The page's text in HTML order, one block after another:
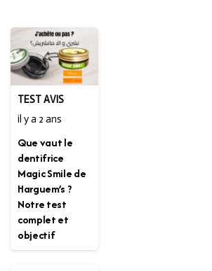
TEST AVIS
il y a 2 ans
Que vaut le
dentifrice
Magic Smile de
Harguem’s ?
Notre test
complet et
objectif